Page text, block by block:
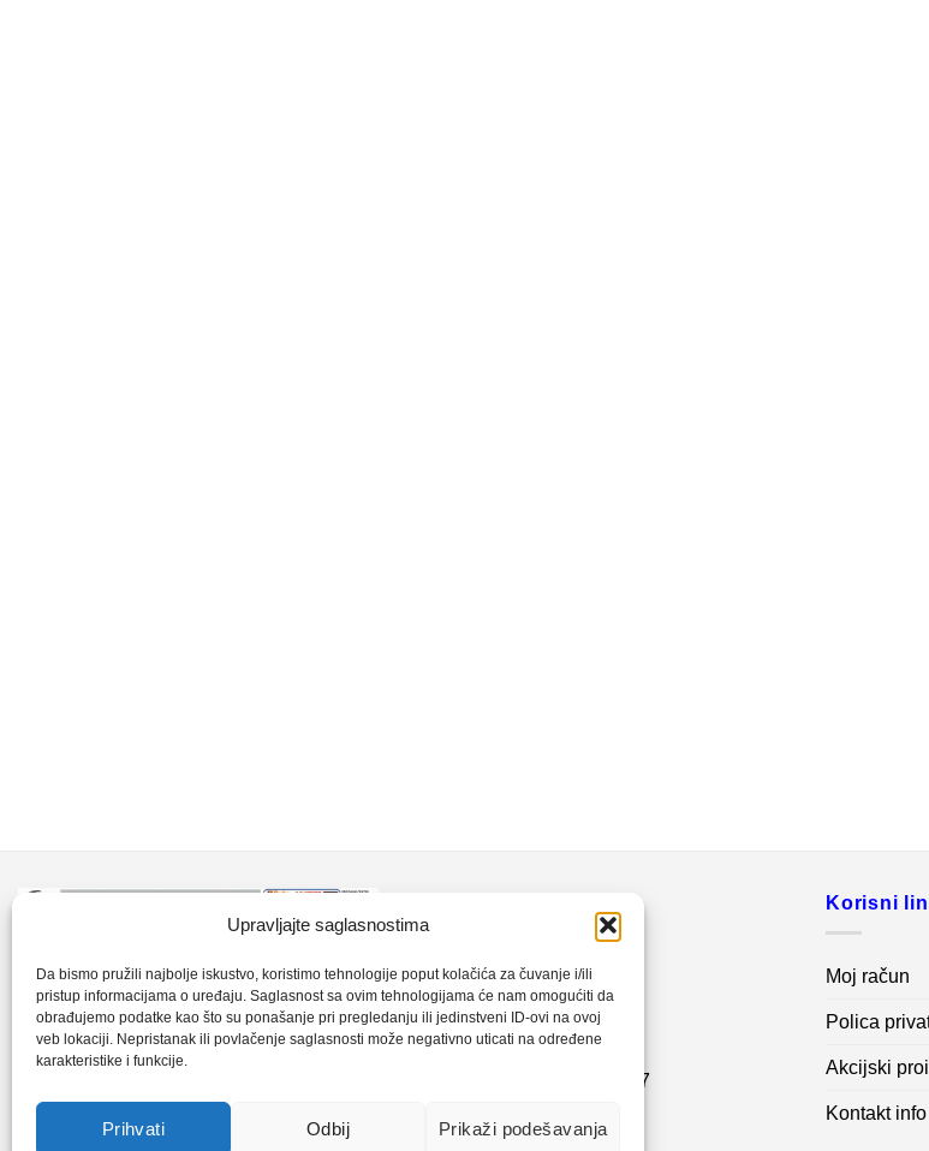
Upravljajte saglasnostima
Da bismo pružili najbolje iskustvo, koristimo tehnologije poput kolačića za čuvanje i/ili
pristup informacijama o uređaju. Saglasnost sa ovim tehnologijama će nam omogućiti da
obrađujemo podatke kao što su ponašanje pri pregledanju ili jedinstveni ID-ovi na ovoj
veb lokaciji. Nepristanak ili povlačenje saglasnosti može negativno uticati na određene
karakteristike i funkcije.
Prihvati Odbij Prikaži podešavanja
CLK-Interpromet d.o.o. posluje u sastavu
grupe SKF distributera od 1996. godine,
gdje s ponosom mozemo reci da smo
najveci distributer SKF-a na podrucju
+387 35 720 560
clkm@bih.net.ba
+387 62 995 767
Korisni
Moj račun
Polica
Akcijski
Kontakt info